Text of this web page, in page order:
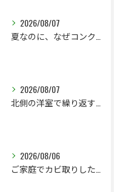
2026/08/07
2026/08/07
2026/08/06